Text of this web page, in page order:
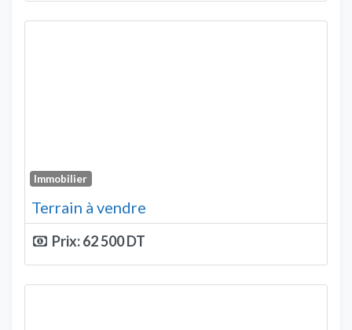
Immobilier
Terrain à vendre
Prix:62 500